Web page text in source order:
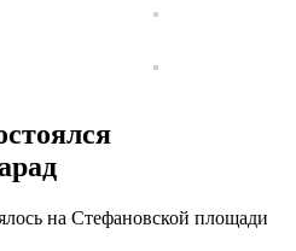
на Стефановской площади